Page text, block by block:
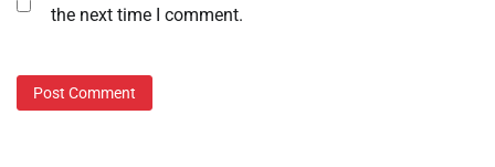
the next time I comment.